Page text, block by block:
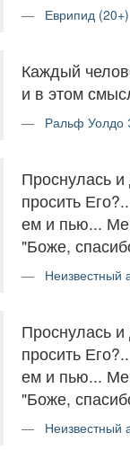
Еврипид (20+)
Каждый
и в этом
Ральф Уолдо
Проснулась
просить
ем и пью...
"Боже,
Неизвестный
Проснулась
просить
ем и пью...
"Боже,
Неизвестный